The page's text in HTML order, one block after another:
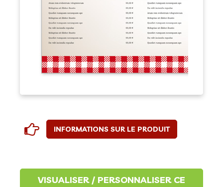
INFORMATIONS SUR LE PRODUIT